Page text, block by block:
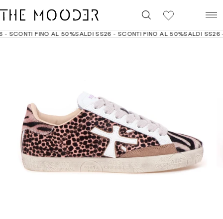
SCONTI FINO AL 50%SALDI SS26 - SCONTI FINO AL 50%SALDI SS26 -